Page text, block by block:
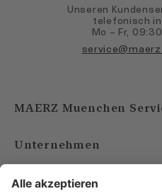
Unseren
telefonisch
Mo – Fr,
MAERZ Muenchen
Unternehmen
Account